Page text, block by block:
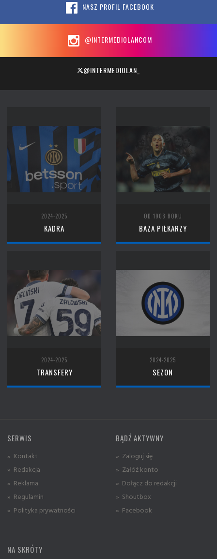
NASZ PROFIL FACEBOOK
@INTERMEDIOLANCOM
@INTERMEDIOLAN_
2024-2025
KADRA
OD 1908 ROKU
BAZA PIŁKARZY
2024-2025
TRANSFERY
2024-2025
SEZON
SERWIS
» Kontakt
» Redakcja
» Reklama
» Regulamin
» Polityka prywatności
BĄDŹ AKTYWNY
» Zaloguj się
» Załóż konto
» Dołącz do redakcji
» Shoutbox
» Facebook
NA SKRÓTY